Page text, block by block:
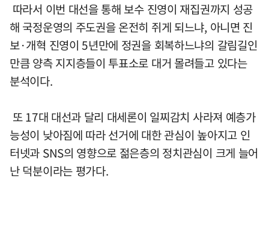
따라서 이번 대선을 통해 보수 진영이 재집권까지 성공
해 국정운영의 주도권을 온전히 쥐게 되느냐, 아니면 진
보·개혁 진영이 5년만에 정권을 회복하느냐의 갈림길인
만큼 양측 지지층들이 투표소로 대거 몰려들고 있다는
분석이다.
또 17대 대선과 달리 대세론이 일찌감치 사라져 예층가
능성이 낮아짐에 따라 선거에 대한 관심이 높아지고 인
터넷과 SNS의 영향으로 젊은층의 정치관심이 크게 늘어
난 덕분이라는 평가다.